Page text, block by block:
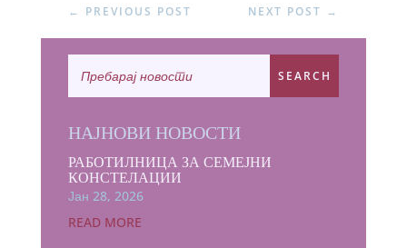
← PREVIOUS POST NEXT POST →
НАЈНОВИ НОВОСТИ
РАБОТИЛНИЦА ЗА СЕМЕЈНИ
КОНСТЕЛАЦИИ
Јан 28, 2026
READ MORE